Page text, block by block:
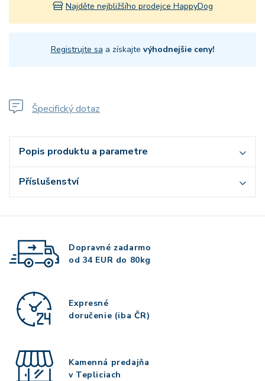
Najděte nejbližšího prodejce HappyDog
Registrujte sa a získajte výhodnejšie ceny!
Špecifický dotaz
Popis produktu a parametre
Příslušenství
Dopravné zadarmo
od 34 EUR do 80kg
Expresné
doručenie (iba ČR)
Kamenná predajňa
v Tepliciach